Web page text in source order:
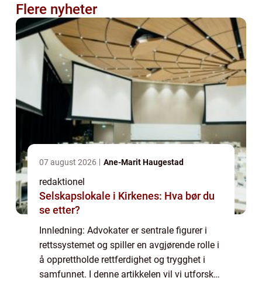
Flere nyheter
07 august 2026 Ane-Marit Haugestad
redaktionel
Selskapslokale i Kirkenes: Hva bør du
se etter?
Innledning: Advokater er sentrale figurer i
rettssystemet og spiller en avgjørende rolle i
å opprettholde rettferdighet og trygghet i
samfunnet. I denne artikkelen vil vi utforske